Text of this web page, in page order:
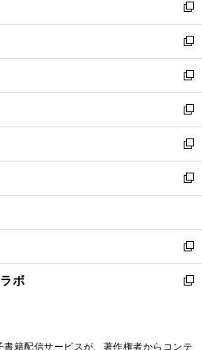
く
で
開
く
ド
ウ
で
開
く
ィ
ン
ド
ウ
で
開
く
い
ウ
ィ
ン
ド
ウ
で
開
く
新
し
い
ウ
ィ
ン
ド
ウ
で
開
く
新
し
い
ウ
ィ
ン
ド
ウ
で
開
新
し
い
ウ
ィ
ン
ド
ウ
開
く
新
し
い
ウ
ィ
ン
ウ
で
開
く
新
し
い
ウ
ン
ド
ウ
で
新
し
ウ
ィ
ン
ド
新
し
い
ボ
新
籍配信サービスが、著作権者からコンテ